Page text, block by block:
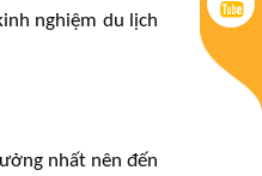
nghiệm du lịch
nhất nên đến